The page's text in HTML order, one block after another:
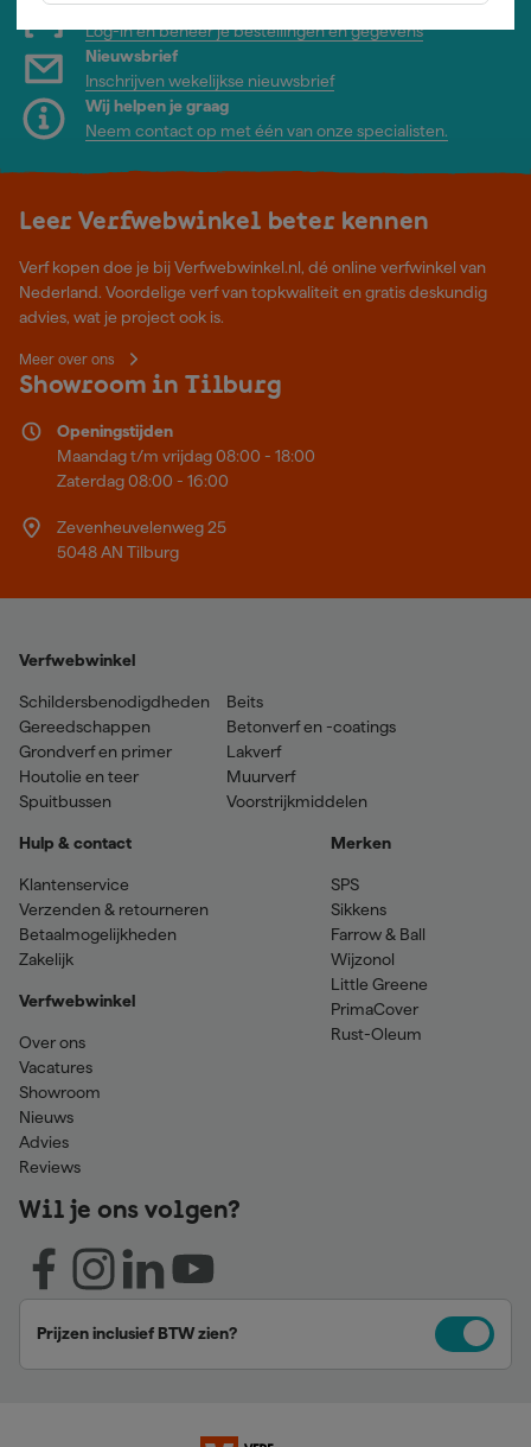
Jouw account
Log-in en beheer je bestellingen en gegevens
Nieuwsbrief
Inschrijven wekelijkse nieuwsbrief
Wij helpen je graag
Neem contact op met één van onze specialisten.
Leer Verfwebwinkel beter kennen
Verf kopen doe je bij Verfwebwinkel.nl, dé online verfwinkel van
Nederland. Voordelige verf van topkwaliteit en gratis deskundig
advies, wat je project ook is.
Meer over ons
Showroom in Tilburg
Openingstijden
Maandag t/m vrijdag 08:00 - 18:00
Zaterdag 08:00 - 16:00
Zevenheuvelenweg 25
5048 AN Tilburg
Verfwebwinkel
Schildersbenodigdheden
Gereedschappen
Grondverf en primer
Houtolie en teer
Spuitbussen
Beits
Betonverf en -coatings
Lakverf
Muurverf
Voorstrijkmiddelen
Hulp & contact
Klantenservice
Verzenden & retourneren
Betaalmogelijkheden
Zakelijk
Verfwebwinkel
Over ons
Vacatures
Showroom
Nieuws
Advies
Reviews
Merken
SPS
Sikkens
Farrow & Ball
Wijzonol
Little Greene
PrimaCover
Rust-Oleum
Wil je ons volgen?
Prijzen inclusief BTW zien?